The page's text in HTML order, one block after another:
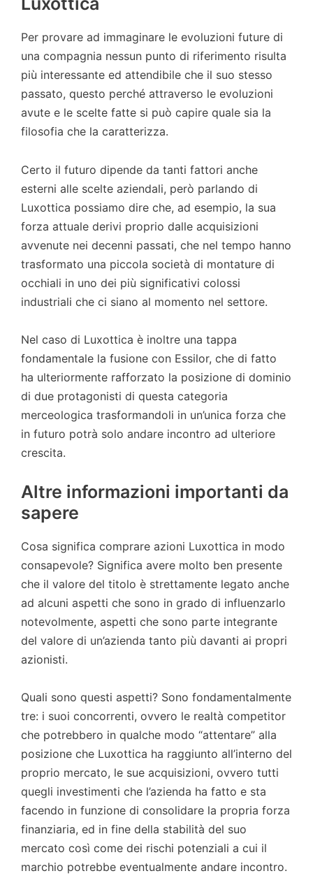
Per provare ad immaginare le evoluzioni future di
una compagnia nessun punto di riferimento risulta
più interessante ed attendibile che il suo stesso
passato, questo perché attraverso le evoluzioni
avute e le scelte fatte si può capire quale sia la
filosofia che la caratterizza.
Certo il futuro dipende da tanti fattori anche
esterni alle scelte aziendali, però parlando di
Luxottica possiamo dire che, ad esempio, la sua
forza attuale derivi proprio dalle acquisizioni
avvenute nei decenni passati, che nel tempo hanno
trasformato una piccola società di montature di
occhiali in uno dei più significativi colossi
industriali che ci siano al momento nel settore.
Nel caso di Luxottica è inoltre una tappa
fondamentale la fusione con Essilor, che di fatto
ha ulteriormente rafforzato la posizione di dominio
di due protagonisti di questa categoria
merceologica trasformandoli in un’unica forza che
in futuro potrà solo andare incontro ad ulteriore
crescita.
Altre informazioni importanti da
sapere
Cosa significa comprare azioni Luxottica in modo
consapevole? Significa avere molto ben presente
che il valore del titolo è strettamente legato anche
ad alcuni aspetti che sono in grado di influenzarlo
notevolmente, aspetti che sono parte integrante
del valore di un’azienda tanto più davanti ai propri
azionisti.
Quali sono questi aspetti? Sono fondamentalmente
tre: i suoi concorrenti, ovvero le realtà competitor
che potrebbero in qualche modo “attentare” alla
posizione che Luxottica ha raggiunto all’interno del
proprio mercato, le sue acquisizioni, ovvero tutti
quegli investimenti che l’azienda ha fatto e sta
facendo in funzione di consolidare la propria forza
finanziaria, ed in fine della stabilità del suo
mercato così come dei rischi potenziali a cui il
marchio potrebbe eventualmente andare incontro.